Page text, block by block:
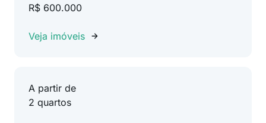
R$ 600.000
Veja imóveis
A partir de
2 quartos